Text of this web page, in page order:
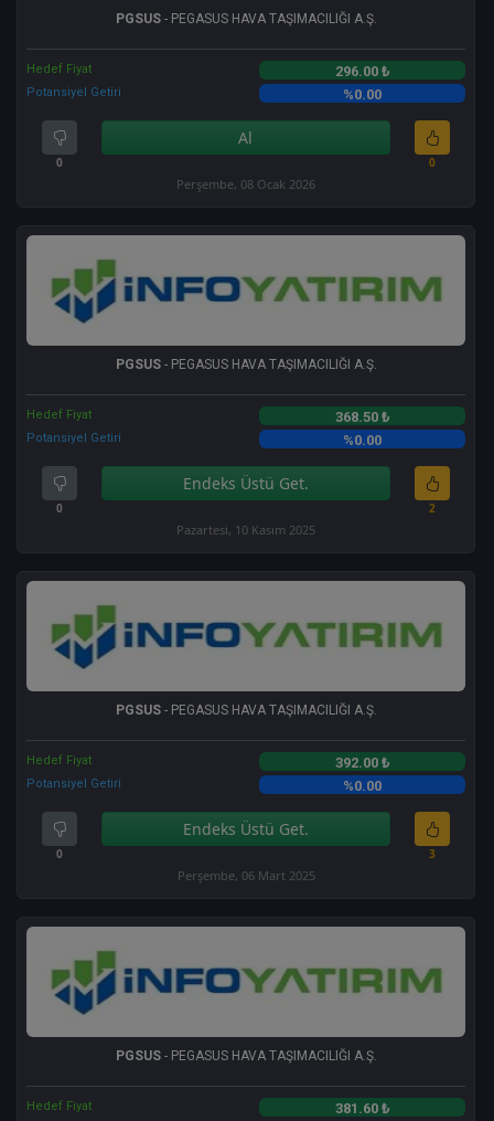
PGSUS- PEGASUS HAVA TAŞIMACILIĞI A.Ş.
Hedef Fiyat 296.00 ₺
Potansiyel Getiri %0.00
0
Al
0
Perşembe, 08 Ocak 2026
PGSUS- PEGASUS HAVA TAŞIMACILIĞI A.Ş.
Hedef Fiyat 368.50 ₺
Potansiyel Getiri %0.00
0
Endeks Üstü Get.
2
Pazartesi, 10 Kasım 2025
PGSUS- PEGASUS HAVA TAŞIMACILIĞI A.Ş.
Hedef Fiyat 392.00 ₺
Potansiyel Getiri %0.00
0
Endeks Üstü Get.
3
Perşembe, 06 Mart 2025
PGSUS- PEGASUS HAVA TAŞIMACILIĞI A.Ş.
Hedef Fiyat 381.60 ₺